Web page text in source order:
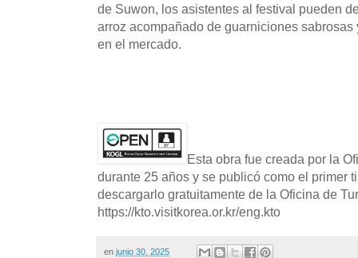
de Suwon, los asistentes al festival pueden
arroz acompañado de guarniciones
en el mercado.
Esta obra fue creada por la
durante 25 años y se publicó como el primer
descargarlo gratuitamente de la Oficina de
https://kto.visitkorea.or.kr/eng.kto
en junio 30, 2025